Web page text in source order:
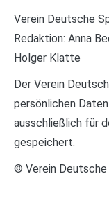
Verein Deutsche
Redaktion: Anna
Holger Klatte
Der Verein
persönlichen
ausschließlich für
gespeichert.
© Verein Deutsche